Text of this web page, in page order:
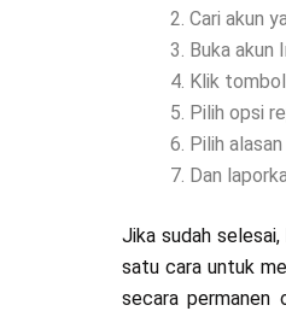
Cari akun
Buka akun
Klik
Pilih opsi
Pilih
Dan
Jika sudah
satu cara untuk
secara permanen